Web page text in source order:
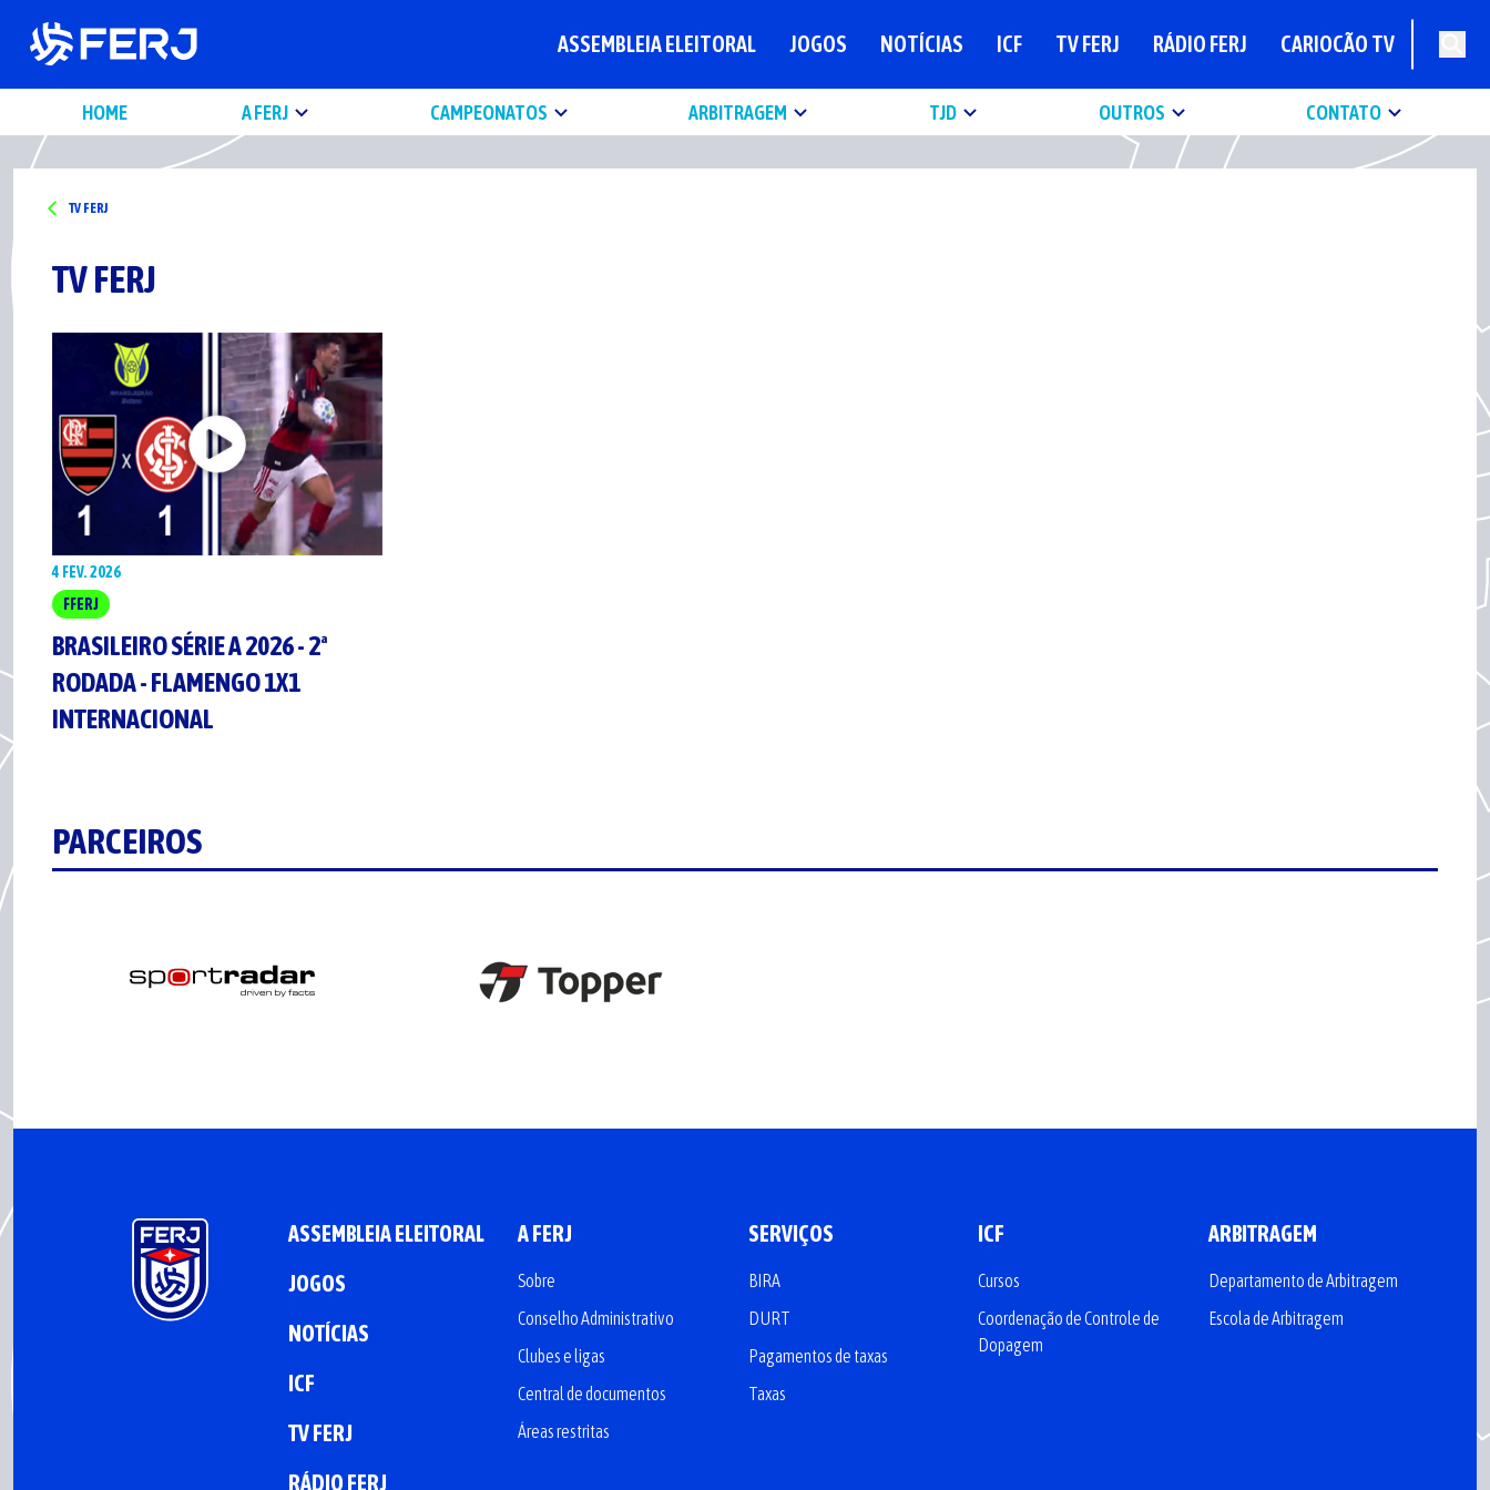
ASSEMBLEIA ELEITORAL JOGOS NOTÍCIAS ICF TV FERJ RÁDIO FERJ CARIOCÃO TV
HOME A FERJ CAMPEONATOS ARBITRAGEM TJD OUTROS CONTATO
TV FERJ
TV FERJ
4 FEV. 2026
FFERJ
BRASILEIRO SÉRIE A 2026 - 2ª
RODADA - FLAMENGO 1X1
INTERNACIONAL
PARCEIROS
ASSEMBLEIA ELEITORAL
JOGOS
NOTÍCIAS
ICF
TV FERJ
RÁDIO FERJ
A FERJ
Sobre
Conselho Administrativo
Clubes e ligas
Central de documentos
Áreas restritas
SERVIÇOS
BIRA
DURT
Pagamentos de taxas
Taxas
ICF
Cursos
Coordenação de Controle de
Dopagem
ARBITRAGEM
Departamento de Arbitragem
Escola de Arbitragem